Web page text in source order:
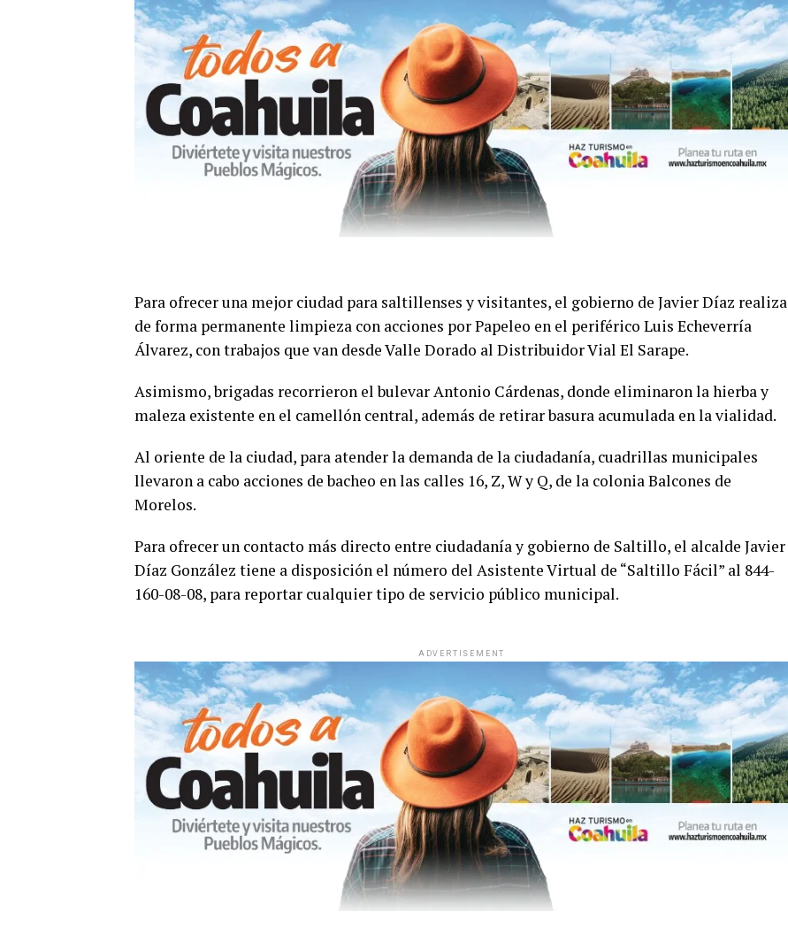
Para ofrecer una mejor ciudad para saltillenses y visitantes, el gobierno de Javier Díaz realiza
de forma permanente limpieza con acciones por Papeleo en el periférico Luis Echeverría
Álvarez, con trabajos que van desde Valle Dorado al Distribuidor Vial El Sarape.
Asimismo, brigadas recorrieron el bulevar Antonio Cárdenas, donde eliminaron la hierba y
maleza existente en el camellón central, además de retirar basura acumulada en la vialidad.
Al oriente de la ciudad, para atender la demanda de la ciudadanía, cuadrillas municipales
llevaron a cabo acciones de bacheo en las calles 16, Z, W y Q, de la colonia Balcones de
Morelos.
Para ofrecer un contacto más directo entre ciudadanía y gobierno de Saltillo, el alcalde Javier
Díaz González tiene a disposición el número del Asistente Virtual de “Saltillo Fácil” al 844-
160-08-08, para reportar cualquier tipo de servicio público municipal.
ADVERTISEMENT